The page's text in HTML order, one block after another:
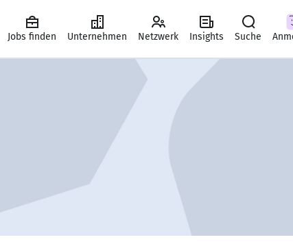
Jobs finden Unternehmen Netzwerk Insights Suche